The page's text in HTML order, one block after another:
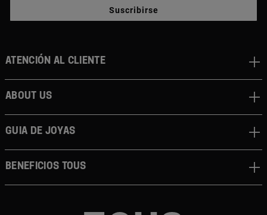
Suscribirse
Atención al cliente
About us
Guia de joyas
Beneficios TOUS